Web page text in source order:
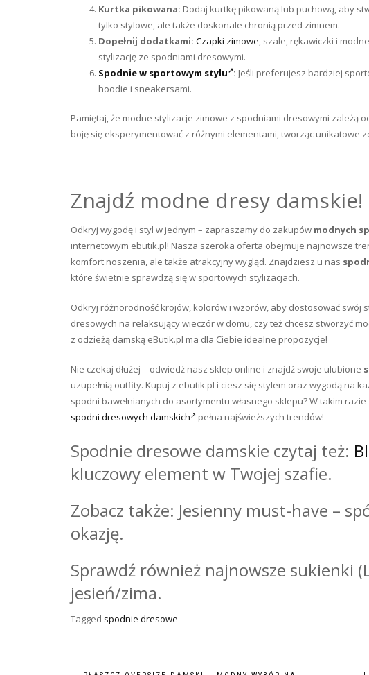
Kurtka pikowana: Dodaj kurtkę pikowaną lub puchową, aby
tylko stylowe, ale także doskonale chronią przed zimnem.
Dopełnij dodatkami: Czapki zimowe, szale, rękawiczki i
stylizację ze spodniami dresowymi.
Spodnie w sportowym stylu : Jeśli preferujesz bardziej
hoodie i sneakersami.
Pamiętaj, że modne stylizacje zimowe z spodniami dresowymi zależą
boję się eksperymentować z różnymi elementami, tworząc unikatowe
Znajdź modne dresy damskie!
Odkryj wygodę i styl w jednym – zapraszamy do zakupów modnych
internetowym ebutik.pl! Nasza szeroka oferta obejmuje najnowsze
komfort noszenia, ale także atrakcyjny wygląd. Znajdziesz u nas
które świetnie sprawdzą się w sportowych stylizacjach.
Odkryj różnorodność krojów, kolorów i wzorów, aby dostosować
dresowych na relaksujący wieczór w domu, czy też chcesz stworzyć
z odzieżą damską eButik.pl ma dla Ciebie idealne propozycje!
Nie czekaj dłużej – odwiedź nasz sklep online i znajdź swoje ulubione
uzupełnią outfity. Kupuj z ebutik.pl i ciesz się stylem oraz wygodą na
spodni bawełnianych do asortymentu własnego sklepu? W takim
spodni dresowych damskich
pełna najświeższych trendów!
Spodnie dresowe damskie czytaj też:
kluczowy element w Twojej szafie.
Zobacz także: Jesienny must-have –
okazję.
Sprawdź również najnowsze sukienki
jesień/zima.
Tagged spodnie dresowe